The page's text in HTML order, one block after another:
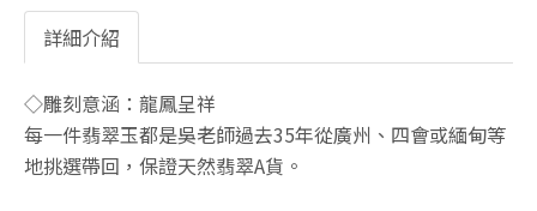
詳細介紹
◇雕刻意涵：龍鳳呈祥
每一件翡翠玉都是吳老師過去35年從廣州、四會或緬甸等
地挑選帶回，保證天然翡翠A貨。